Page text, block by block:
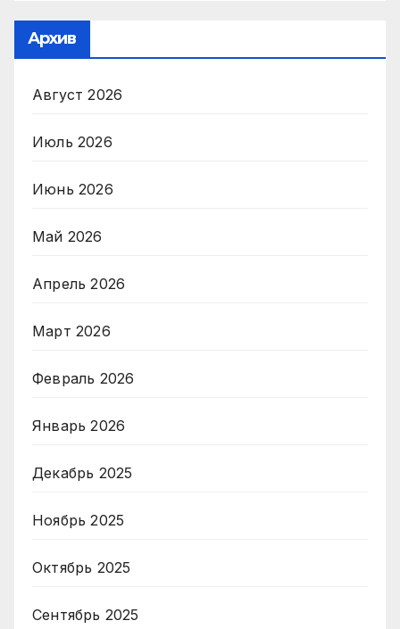
Архив
Август 2026
Июль 2026
Июнь 2026
Май 2026
Апрель 2026
Март 2026
Февраль 2026
Январь 2026
Декабрь 2025
Ноябрь 2025
Октябрь 2025
Сентябрь 2025